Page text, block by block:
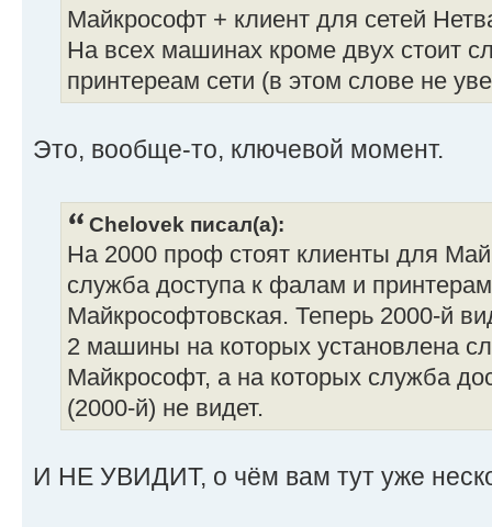
Майкрософт + клиент для сетей
На всех машинах кроме двух стоит
принтереам сети (в этом слове не
Это, вообще-то, ключевой момент.
Chelovek писал(а):
На 2000 проф стоят клиенты для
служба доступа к фалам и принтерам
Майкрософтовская. Теперь 2000-й
2 машины на которых установлена
Майкрософт, а на которых служба
(2000-й) не видет.
И НЕ УВИДИТ, о чём вам тут уже